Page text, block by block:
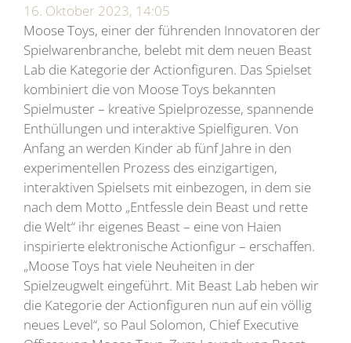
16. Oktober 2023, 14:05
Moose Toys, einer der führenden Innovatoren der
Spielwarenbranche, belebt mit dem neuen Beast
Lab die Kategorie der Actionfiguren. Das Spielset
kombiniert die von Moose Toys bekannten
Spielmuster – kreative Spielprozesse, spannende
Enthüllungen und interaktive Spielfiguren. Von
Anfang an werden Kinder ab fünf Jahre in den
experimentellen Prozess des einzigartigen,
interaktiven Spielsets mit einbezogen, in dem sie
nach dem Motto „Entfessle dein Beast und rette
die Welt“ ihr eigenes Beast – eine von Haien
inspirierte elektronische Actionfigur – erschaffen.
„Moose Toys hat viele Neuheiten in der
Spielzeugwelt eingeführt. Mit Beast Lab heben wir
die Kategorie der Actionfiguren nun auf ein völlig
neues Level“, so Paul Solomon, Chief Executive